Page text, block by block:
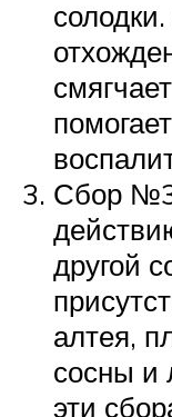
Сбор №3
другой
алтея,
сосны и
эти